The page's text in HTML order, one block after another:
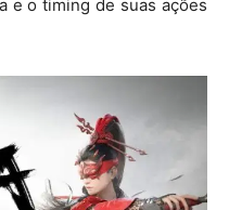
e o timing de suas ações